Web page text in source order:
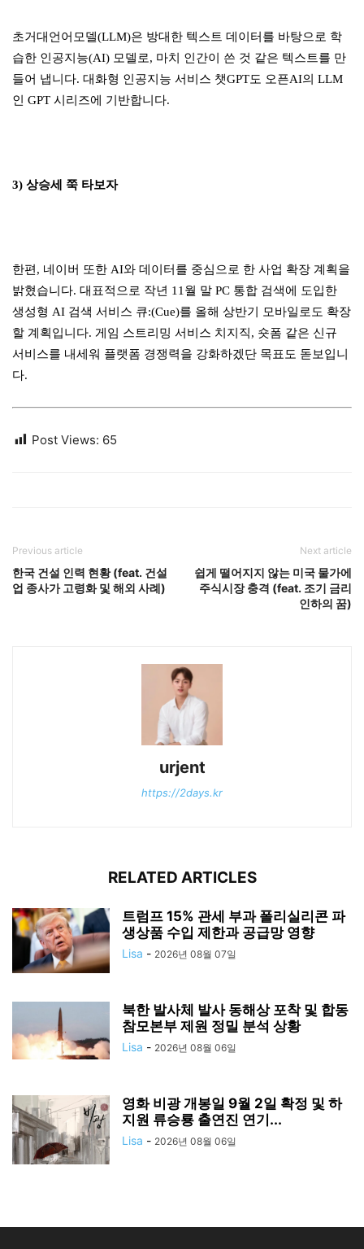
초거대언어모델(LLM)은 방대한 텍스트 데이터를 바탕으로 학
습한 인공지능(AI) 모델로, 마치 인간이 쓴 것 같은 텍스트를 만
들어 냅니다. 대화형 인공지능 서비스 챗GPT도 오픈AI의 LLM
인 GPT 시리즈에 기반합니다.
3) 상승세 쭉 타보자
한편, 네이버 또한 AI와 데이터를 중심으로 한 사업 확장 계획을
밝혔습니다. 대표적으로 작년 11월 말 PC 통합 검색에 도입한
생성형 AI 검색 서비스 큐:(Cue)를 올해 상반기 모바일로도 확장
할 계획입니다. 게임 스트리밍 서비스 치지직, 숏폼 같은 신규
서비스를 내세워 플랫폼 경쟁력을 강화하겠단 목표도 돋보입니
다.
Post Views: 65
Previous article
한국 건설 인력 현황 (feat. 건설
업 종사가 고령화 및 해외 사례)
Next article
쉽게 떨어지지 않는 미국 물가에
주식시장 충격 (feat. 조기 금리
인하의 꿈)
urjent
https://2days.kr
RELATED ARTICLES
트럼프 15% 관세 부과 폴리실리콘 파
생상품 수입 제한과 공급망 영향
Lisa - 2026년 08월 07일
북한 발사체 발사 동해상 포착 및 합동
참모본부 제원 정밀 분석 상황
Lisa - 2026년 08월 06일
영화 비광 개봉일 9월 2일 확정 및 하
지원 류승룡 출연진 연기...
Lisa - 2026년 08월 06일